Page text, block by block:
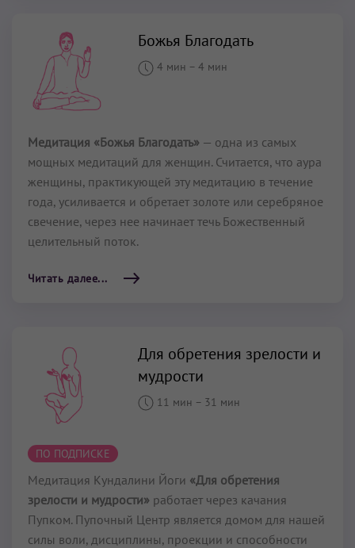
Божья Благодать
4 мин –4 мин
Медитация «Божья Благодать» — одна из самых
мощных медитаций для женщин. Считается, что аура
женщины, практикующей эту медитацию в течение
года, усиливается и обретает золоте или серебряное
свечение, через нее начинает течь Божественный
целительный поток.
Читать далее...
Для обретения зрелости и
мудрости
11 мин – 31 мин
ПО ПОДПИСКЕ
Медитация Кундалини Йоги «Для обретения
зрелости и мудрости» работает через качания
Пупком. Пупочный Центр является домом для нашей
силы воли, дисциплины, проекции и способности